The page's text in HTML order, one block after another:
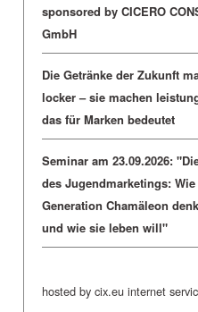
sponsored by CICERO
GmbH
Die Getränke der Zukunft
locker – sie machen
das für Marken bedeutet
Seminar am 23.09.2026:
des Jugendmarketings:
Generation Chamäleon
und wie sie leben will"
hosted by cix.eu internet